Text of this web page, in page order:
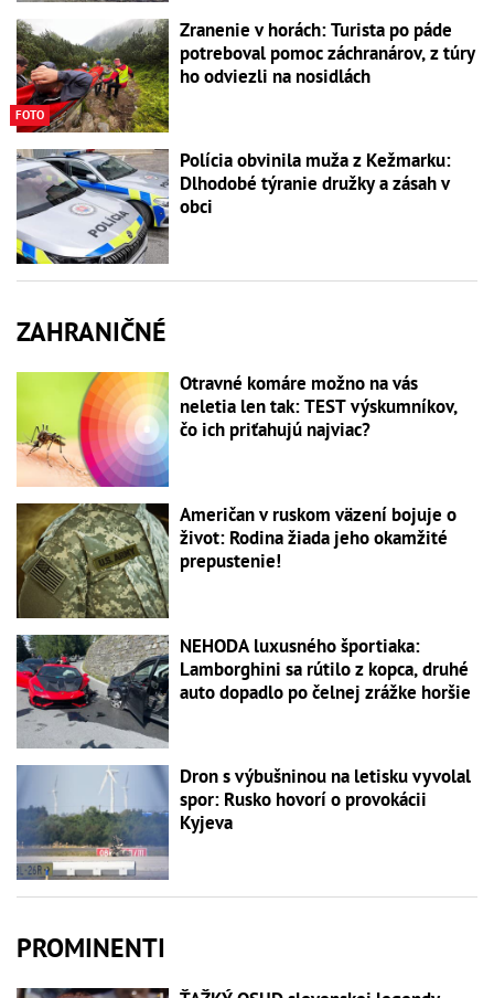
FOTO
Zranenie v horách: Turista po páde
potreboval pomoc záchranárov, z túry
ho odviezli na nosidlách
Polícia obvinila muža z Kežmarku:
Dlhodobé týranie družky a zásah v
obci
ZAHRANIČNÉ
Otravné komáre možno na vás
neletia len tak: TEST výskumníkov,
čo ich priťahujú najviac?
Američan v ruskom väzení bojuje o
život: Rodina žiada jeho okamžité
prepustenie!
NEHODA luxusného športiaka:
Lamborghini sa rútilo z kopca, druhé
auto dopadlo po čelnej zrážke horšie
Dron s výbušninou na letisku vyvolal
spor: Rusko hovorí o provokácii
Kyjeva
PROMINENTI